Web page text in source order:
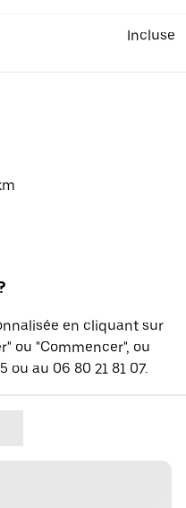
Incluse
en cliquant sur
ou "Commencer", ou
ou au 06 80 21 81 07.